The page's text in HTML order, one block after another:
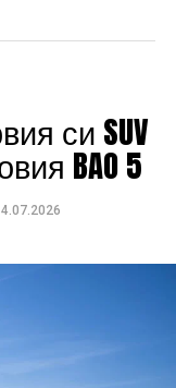
си SUV
BAO 5